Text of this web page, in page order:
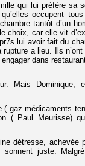
qui lui préfère
occupent
tantôt d’un
choix, car elle vit
lui avoir fait du
a lieu. Ils
dans
Mais Dominique,
gaz médicaments
( Paul Meurisse)
détresse, achevée
sonnent juste.